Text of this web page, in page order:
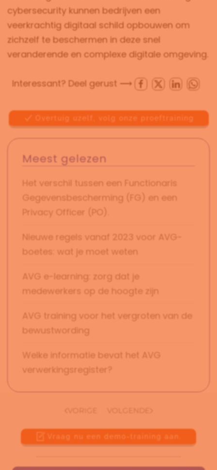
cybersecurity kunnen bedrijven een
veerkrachtig digitaal schild opbouwen om
zichzelf te beschermen in deze snel
veranderende en complexe digitale omgeving.
Interessant? Deel gerust ⟶
Overtuig uzelf, volg onze proeftraining
Meest gelezen
Het verschil tussen een Functionaris
Gegevensbescherming (FG) en een
Privacy Officer (PO).
Nieuwe regels vanaf 2023 voor AVG-
boetes: wat je moet weten
AVG e-learning: zorg dat je
medewerkers op de hoogte zijn
AVG training voor het vergroten van de
bewustwording
Welke informatie bevat het AVG
verwerkingsregister?
Vraag nu een demo-training aan.